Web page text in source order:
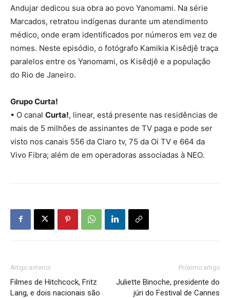
Andujar dedicou sua obra ao povo Yanomami. Na série
Marcados, retratou indígenas durante um atendimento
médico, onde eram identificados por números em vez de
nomes. Neste episódio, o fotógrafo Kamikia Kisêdjê traça
paralelos entre os Yanomami, os Kisêdjê e a população
do Rio de Janeiro.
Grupo Curta!
• O canal Curta!, linear, está presente nas residências de
mais de 5 milhões de assinantes de TV paga e pode ser
visto nos canais 556 da Claro tv, 75 da Oi TV e 664 da
Vivo Fibra; além de em operadoras associadas à NEO.
Artigo anterior
Filmes de Hitchcock, Fritz
Lang, e dois nacionais são
Próximo artigo
Juliette Binoche, presidente do
júri do Festival de Cannes